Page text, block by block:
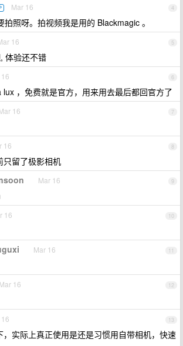
4
Mar 16
拍照呀。拍视频我是用的 Blackmagic 。
5
16
体验还不错
6
，免费就是官方，用来用去最后都回官方了
7
16
8
16
只留了极影相机
9
Mar 16
10
16
11
Mar 16
12
Mar 16
13
，实际上真正使用是还是习惯用自带相机，快速